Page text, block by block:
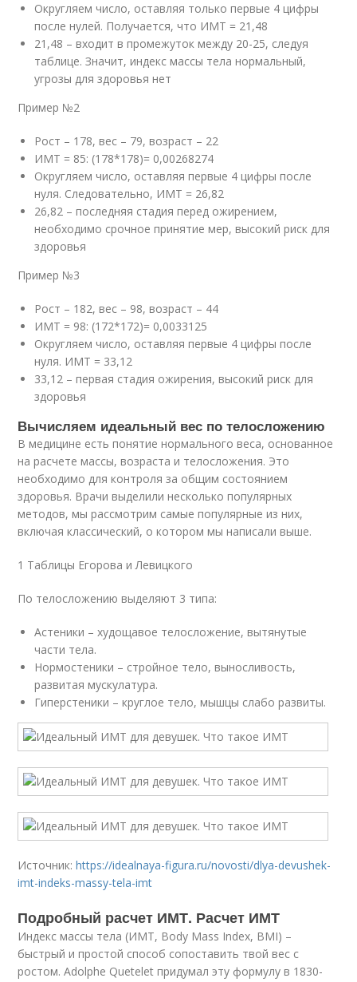
Округляем число, оставляя только первые 4 цифры
после нулей. Получается, что ИМТ = 21,48
21,48 – входит в промежуток между 20-25, следуя
таблице. Значит, индекс массы тела нормальный,
угрозы для здоровья нет
Пример №2
Рост – 178, вес – 79, возраст – 22
ИМТ = 85: (178*178)= 0,00268274
Округляем число, оставляя первые 4 цифры после
нуля. Следовательно, ИМТ = 26,82
26,82 – последняя стадия перед ожирением,
необходимо срочное принятие мер, высокий риск для
здоровья
Пример №3
Рост – 182, вес – 98, возраст – 44
ИМТ = 98: (172*172)= 0,0033125
Округляем число, оставляя первые 4 цифры после
нуля. ИМТ = 33,12
33,12 – первая стадия ожирения, высокий риск для
здоровья
Вычисляем идеальный вес по телосложению
В медицине есть понятие нормального веса, основанное
на расчете массы, возраста и телосложения. Это
необходимо для контроля за общим состоянием
здоровья. Врачи выделили несколько популярных
методов, мы рассмотрим самые популярные из них,
включая классический, о котором мы написали выше.
1 Таблицы Егорова и Левицкого
По телосложению выделяют 3 типа:
Астеники – худощавое телосложение, вытянутые
части тела.
Нормостеники – стройное тело, выносливость,
развитая мускулатура.
Гиперстеники – круглое тело, мышцы слабо развиты.
Источник:https://idealnaya-figura.ru/novosti/dlya-devushek-
imt-indeks-massy-tela-imt
Подробный расчет ИМТ. Расчет ИМТ
Индекс массы тела (ИМТ, Body Mass Index, BMI) –
быстрый и простой способ сопоставить твой вес с
ростом. Adolphe Quetelet придумал эту формулу в 1830-